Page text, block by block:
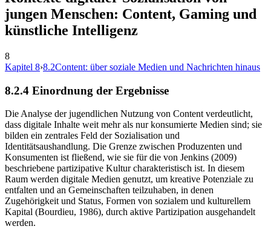
jungen Menschen: Content, Gaming und
künstliche Intelligenz
8
Kapitel 8›8.2Content: über soziale Medien und Nachrichten hinaus
8.2.4 Einordnung der Ergebnisse
Die Analyse der jugendlichen Nutzung von Content verdeutlicht,
dass digitale Inhalte weit mehr als nur konsumierte Medien sind; sie
bilden ein zentrales Feld der Sozialisation und
Identitätsaushandlung. Die Grenze zwischen Produzenten und
Konsumenten ist fließend, wie sie für die von Jenkins (2009)
beschriebene partizipative Kultur charakteristisch ist. In diesem
Raum werden digitale Medien genutzt, um kreative Potenziale zu
entfalten und an Gemeinschaften teilzuhaben, in denen
Zugehörigkeit und Status, Formen von sozialem und kulturellem
Kapital (Bourdieu, 1986), durch aktive Partizipation ausgehandelt
werden.